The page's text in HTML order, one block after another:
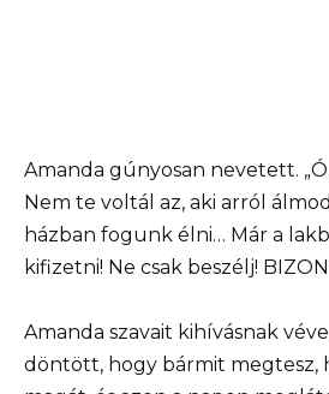
Amanda gúnyosan nevetett.
Nem te voltál az, aki arról
házban fogunk élni… Már a
kifizetni! Ne csak beszélj!
Amanda szavait kihívásnak
döntött, hogy bármit megtesz,